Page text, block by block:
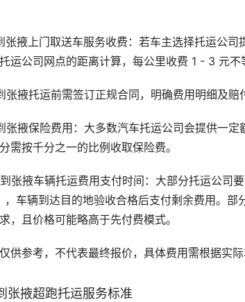
张掖上门取送车服务收费：若车主选择托运公
运公司网点的距离计算，每公里收费 1 - 3 元不
张掖托运前需签订正规合同，明确费用明细及赔
张掖保险费用：大多数汽车托运公司会提供一
需按千分之一的比例收取保险费。
张掖车辆托运费用支付时间：大部分托运公司
车辆到达目的地验收合格后支付剩余费用。
，且价格可能略高于先付费模式。
供参考，不代表最终报价，具体费用需根据实
张掖超跑托运服务标准